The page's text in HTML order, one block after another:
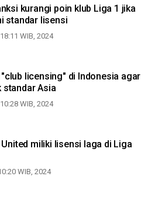
kurangi poin klub Liga 1 jika
standar lisensi
WIB, 2024
"club licensing" di Indonesia agar
standar Asia
WIB, 2024
United miliki lisensi laga di Liga
WIB, 2024